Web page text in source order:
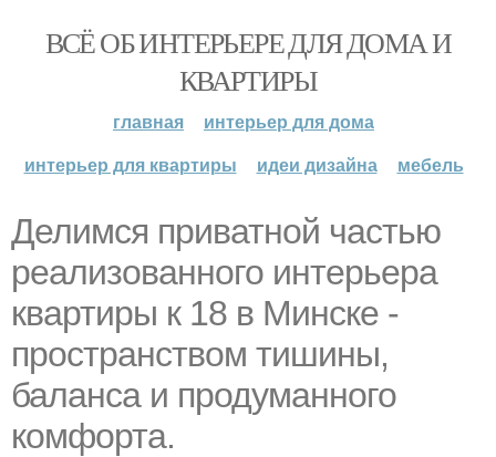
ВСЁ ОБ ИНТЕРЬЕРЕ ДЛЯ ДОМА И
КВАРТИРЫ
главная
интерьер для дома
интерьер для квартиры
идеи дизайна мебель
Делимся приватной частью
реализованного интерьера
квартиры к 18 в Минске -
пространством тишины,
баланса и продуманного
комфорта.